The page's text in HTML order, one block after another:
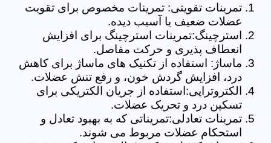
تمرینات تقویتی: تمرینات مخصوص برای تقویت
عضلات ضعیف یا آسیب دیده.
استرچینگ:تمرینات استرچینگ برای افزایش
انعطاف پذیری و حرکت مفاصل.
ماساژ: استفاده از تکنیک های ماساژ برای کاهش
درد، افزایش گردش خون، و رفع تنش عضلات.
الکتروتراپی:استفاده از جریان الکتریکی برای
تسکین درد و تحریک عضلات.
تمرینات تعادلی:تمریناتی که به بهبود تعادل و
استحکام عضلات مربوط می شوند.